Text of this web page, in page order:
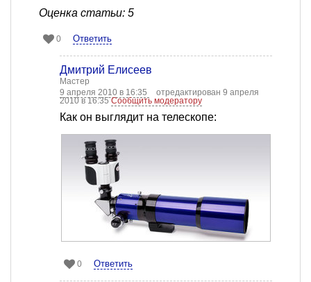
Оценка статьи: 5
0 Ответить
Дмитрий Елисеев
Мастер
9 апреля 2010 в 16:35
отредактирован 9 апреля
2010 в 16:35Сообщить модератору
Как он выглядит на телескопе:
0 Ответить